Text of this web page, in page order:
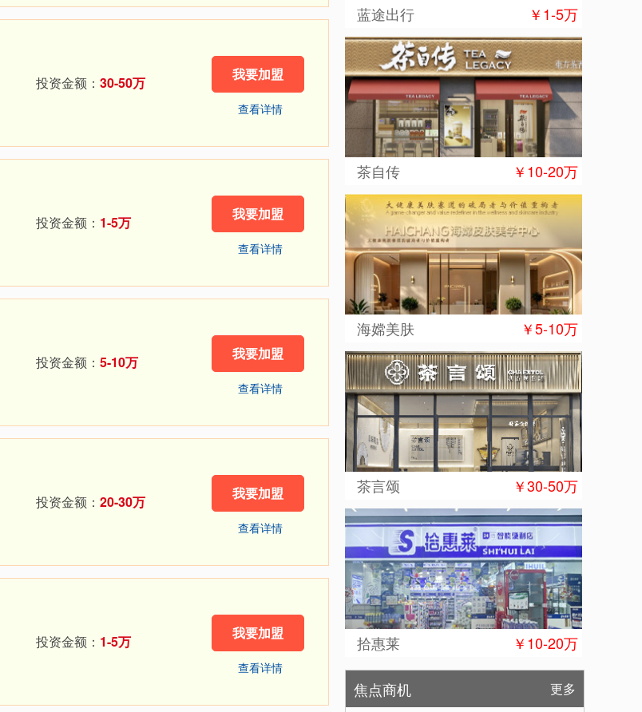
投资金额： 30-50万 我要加盟
查看详情
投资金额： 1-5万 我要加盟
查看详情
投资金额： 5-10万 我要加盟
查看详情
投资金额： 20-30万 我要加盟
查看详情
投资金额： 1-5万 我要加盟
查看详情
蓝途出行 ￥1-5万
茶自传 ￥10-20万
海嫦美肤 ￥5-10万
茶言颂 ￥30-50万
拾惠莱 ￥10-20万
焦点商机 更多